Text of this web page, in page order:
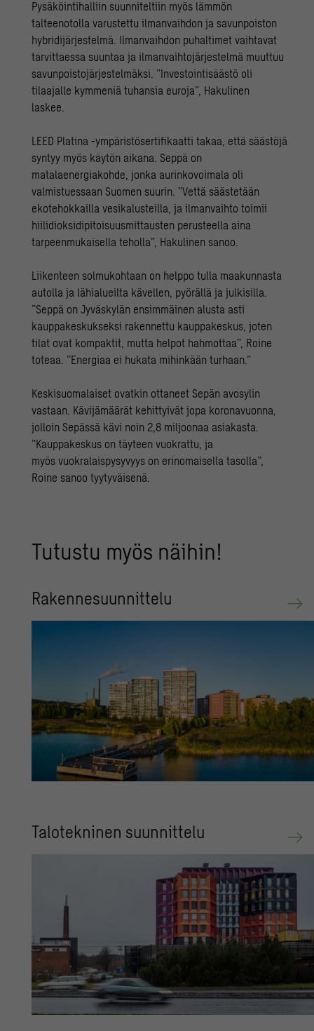
Pysäköintihalliin suunniteltiin myös lämmön
talteenotolla varustettu ilmanvaihdon ja savunpoiston
hybridijärjestelmä. Ilmanvaihdon puhaltimet vaihtavat
tarvittaessa suuntaa ja ilmanvaihtojärjestelmä muuttuu
savunpoistojärjestelmäksi. ”Investointisäästö oli
tilaajalle kymmeniä tuhansia euroja”, Hakulinen
laskee.
LEED Platina -ympäristösertifikaatti takaa, että säästöjä
syntyy myös käytön aikana. Seppä on
matalaenergiakohde, jonka aurinkovoimala oli
valmistuessaan Suomen suurin. ”Vettä säästetään
ekotehokkailla vesikalusteilla, ja ilmanvaihto toimii
hiilidioksidipitoisuusmittausten perusteella aina
tarpeenmukaisella teholla”, Hakulinen sanoo.
Liikenteen solmukohtaan on helppo tulla maakunnasta
autolla ja lähialueilta kävellen, pyörällä ja julkisilla.
”Seppä on Jyväskylän ensimmäinen alusta asti
kauppakeskukseksi rakennettu kauppakeskus, joten
tilat ovat kompaktit, mutta helpot hahmottaa”, Roine
toteaa. ”Energiaa ei hukata mihinkään turhaan.”
Keskisuomalaiset ovatkin ottaneet Sepän avosylin
vastaan. Kävijämäärät kehittyivät jopa koronavuonna,
jolloin Sepässä kävi noin 2,8 miljoonaa asiakasta.
”Kauppakeskus on täyteen vuokrattu, ja
myös vuokralaispysyvyys on erinomaisella tasolla”,
Roine sanoo tyytyväisenä.
Tu­tus­tu myös näi­hin!
Ra­ken­ne­suun­nit­te­lu
Ta­lo­tek­ni­nen suun­nit­te­lu